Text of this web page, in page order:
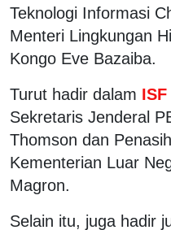
Teknologi Informasi
Menteri Lingkungan
Kongo Eve Bazaiba.
Turut hadir dalam ISF
Sekretaris Jenderal
Thomson dan
Kementerian Luar
Magron.
Selain itu, juga hadir